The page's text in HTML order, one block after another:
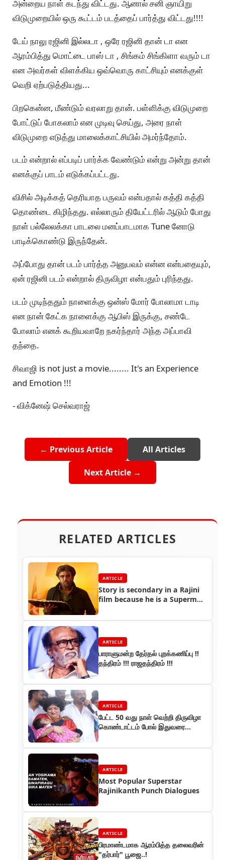
அன்றைய நாள் கடந்து விட்டது. ஆனால் சனி ஞாயிறு
விடுமுறையில் ஒரு கூட்டம் படத்தைப் பார்த்து விட்டது!!!!
டேய் நாலு ரஜினி இல்லடா , ஒரே ரஜினி தான் டா என
ஆரம்பித்து மொட்டை பாஸ் டா , சிங்கம் சிங்கிளா வரும் டா
என அவர்கள் விளக்கிய ஒவ்வொரு காட்சியும் எனக்குள்
வெறி ஏற்படுத்தியது...
பிறகென்ன, மீண்டும் வரலாறு தான். பள்ளிக்கு விடுமுறை
போட்டுப் போகலாம் என முடிவு செய்து, அரை நாள்
விடுமுறை எடுத்து மாலைக்காட்சியில் அமர்ந்தோம்.
படம் என்றால் எப்படிப் பார்க்க வேண்டும் என்று அன்று தான்
எனக்குப் பாடம் எடுக்கப்பட்டது.
விசில் அடிக்கத் தெரியாத பருவம் என்பதால் கத்தி கத்தி
தொண்டை கிழிந்தது. எல்லாரும் தியேட்டரில் ஆடும் போது
நாள் பல்லேலக்கா பாடலை மனப்பாடமாக Tune னோடு
பாடிக்கொண்டு இருந்தேன்.
அப்போது தான் படம் பார்த்த அனுபவம் என்ன என்பதையும்,
ஏன் ரஜினி படம் என்றால் திருவிழா என்பதும் புரிந்தது.
படம் முடிந்ததும் நாளைக்கு ஒன்ஸ் மோர் போலாமா டாடி
என நான் கேட்க நாளைக்கு ஆபிஸ் இருக்கு, சண்டே
போலாம் எனக் கூறியவாறே நகர்ந்தார் அந்த அப்பாவி
தந்தை.
சிவாஜி is not just a movie........ It's an Experience
and Emotion !!!
- விக்னேஷ் செல்வராஜ்
← Previous Article All Articles
Next Article →
RELATED ARTICLES
ARTICLE
Story is secondary in a Rajini
film because he is a Superman
ARTICLE
பாராளுமன்ற தேர்தல் புறக்கணிப்பு !!
தந்திரம் !!! ராஜதந்திரம் !!!
ARTICLE
பேட்ட 50 வது நாள் வெற்றி திருவிழா
கொண்டாட்டம் போல் இதுவரை
ARTICLE
Most Popular Superstar
Rajinikanth Punch Dialogues
ARTICLE
பிரமாண்டமாக ஆரம்பித்த தலைவரின்
"தர்பார்" பூஜை..!